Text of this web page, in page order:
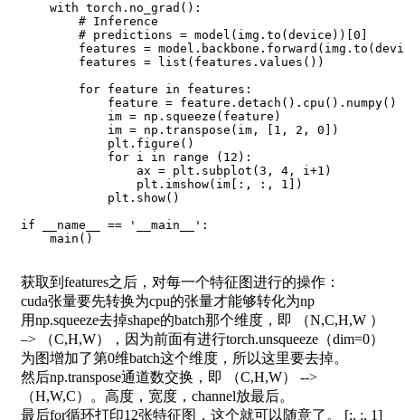
with torch . no_grad ( ) :
# Inference
# predictions = model(img.to(device))[0]
        features
= model . backbone . forward ( img . to (
        features
= list ( features . values ( ) )
for feature in features :
            feature
= feature . detach ( ) . cpu ( ) . numpy( )
            im
= np . squeeze ( feature )
            im
= np . transpose ( im , 1 , 2 , 0
)
            plt
. figure ( )
for i in range ( 12 ) :
                ax
= plt . subplot ( 3 , 4 , i+1 )
                plt
. imshow( im : , : , 1
)
            plt
. show( )
if __name__ == '__main__' :
    main
( )
获取到features之后，对每一个特征图进行的操作：
cuda张量要先转换为cpu的张量才能够转化为np
用np.squeeze去掉shape的batch那个维度，即 （N,C,H,W ）
–> （C,H,W），因为前面有进行torch.unsqueeze（dim=0）
为图增加了第0维batch这个维度，所以这里要去掉。
然后np.transpose通道数交换，即 （C,H,W） -->
（H,W,C）。高度，宽度，channel放最后。
最后for循环打印12张特征图，这个就可以随意了。 [:, :, 1]